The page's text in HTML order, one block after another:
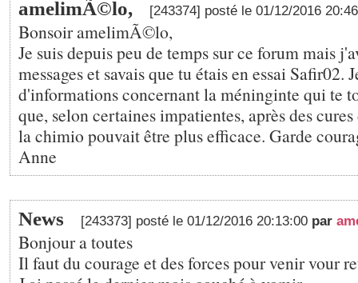
amelimÃ©lo, [243374] posté le 01/12/2016
Bonsoir amelimÃ©lo,
Je suis depuis peu de temps sur ce forum mais
messages et savais que tu étais en essai Safir02.
d'informations concernant la méninginte qui te
que, selon certaines impatientes, après des
la chimio pouvait être plus efficace. Garde
Anne
News [243373] posté le 01/12/2016 20:13:00 par
Bonjour a toutes
Il faut du courage et des forces pour venir vour